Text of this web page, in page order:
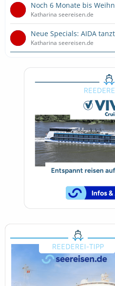
Noch 6 Monate bis
Katharina seereisen.de
Neue Specials: AIDA
Katharina seereisen.de